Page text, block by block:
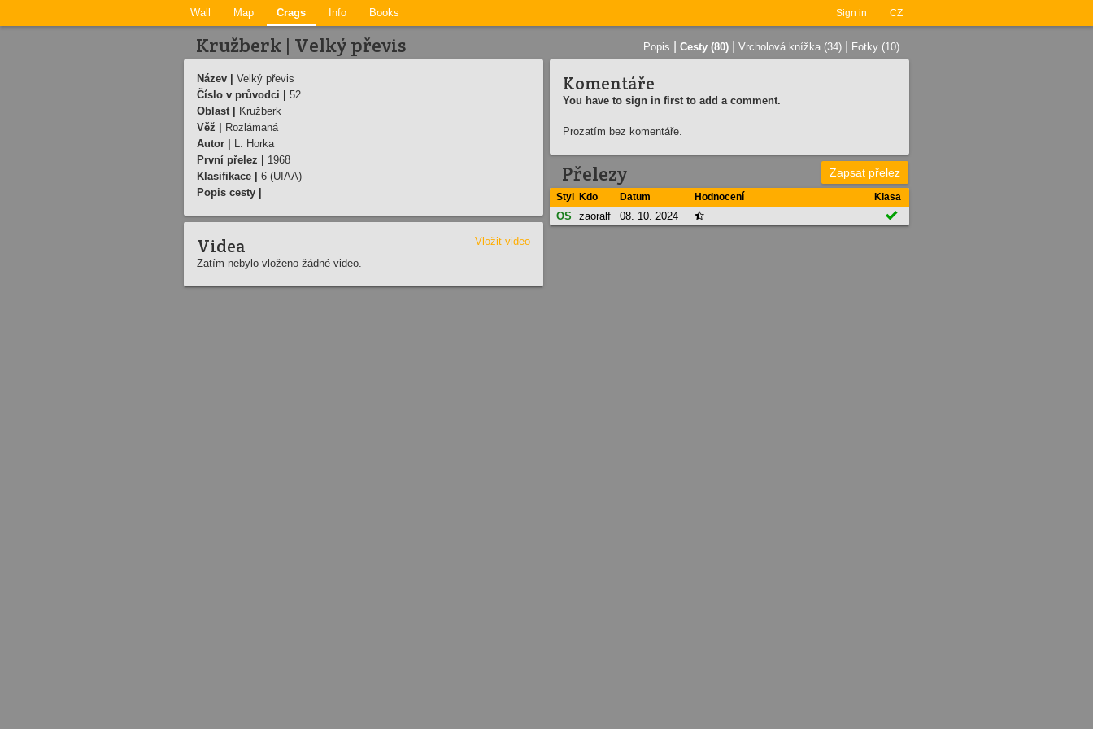
Sign in CZ
Wall Map Crags Info Books
Kružberk | Velký převis Popis Cesty (80) Vrcholová knížka (34) Fotky (10)
Název |
Velký převis
Číslo v průvodci |
52
Oblast |
Kružberk
Věž |
Rozlámaná
Autor |
L. Horka
První přelez |
1968
Klasifikace |
6 (UIAA)
Popis cesty |
Videa
Vložit video
Zatím nebylo vloženo žádné video.
Komentáře
You have to sign in first to add a comment.
Prozatím bez komentáře.
Přelezy Zapsat přelez
Styl Kdo Datum Hodnocení Klasa
OS zaoralf 08. 10. 2024  